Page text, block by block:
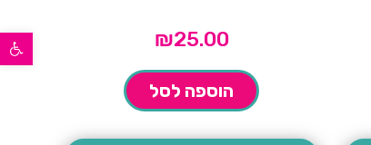
פתח סרגל נגישות ₪25.00
הוספה לסל